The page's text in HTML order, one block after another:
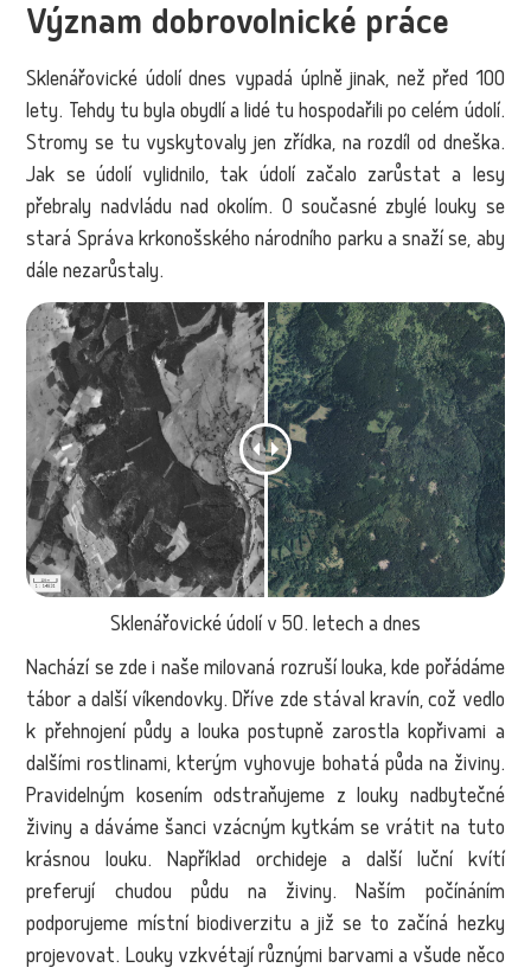
Význam dobrovolnické práce
Sklenářovické údolí dnes vypadá úplně jinak, než před 100
lety. Tehdy tu byla obydlí a lidé tu hospodařili po celém údolí.
Stromy se tu vyskytovaly jen zřídka, na rozdíl od dneška.
Jak se údolí vylidnilo, tak údolí začalo zarůstat a lesy
přebraly nadvládu nad okolím. O současné zbylé louky se
stará Správa krkonošského národního parku a snaží se, aby
dále nezarůstaly.
Sklenářovické údolí v 50. letech a dnes
Nachází se zde i naše milovaná rozruší louka, kde pořádáme
tábor a další víkendovky. Dříve zde stával kravín, což vedlo
k přehnojení půdy a louka postupně zarostla kopřivami a
dalšími rostlinami, kterým vyhovuje bohatá půda na živiny.
Pravidelným kosením odstraňujeme z louky nadbytečné
živiny a dáváme šanci vzácným kytkám se vrátit na tuto
krásnou louku. Například orchideje a další luční kvítí
preferují chudou půdu na živiny. Naším počínáním
podporujeme místní biodiverzitu a již se to začíná hezky
projevovat. Louky vzkvétají různými barvami a všude něco